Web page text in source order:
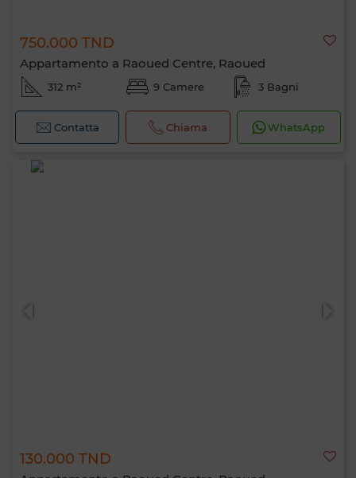
750.000 TND
Appartamento a Raoued Centre, Raoued
312 m² 9 Camere 3 Bagni
Contatta Chiama WhatsApp
130.000 TND